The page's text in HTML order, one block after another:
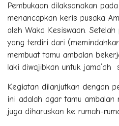
Pembukaan dilaksanakan
menancapkan keris pusaka
oleh Waka Kesiswaan.
yang terdiri dari
membuat tamu ambalan
laki diwajibkan untuk jama’ah
Kegiatan dilanjutkan dengan
ini adalah agar tamu
juga diharuskan ke rumah-